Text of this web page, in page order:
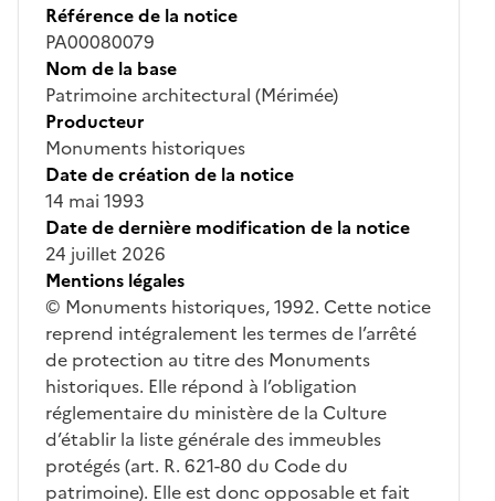
Référence de la notice
PA00080079
Nom de la base
Patrimoine architectural (Mérimée)
Producteur
Monuments historiques
Date de création de la notice
14 mai 1993
Date de dernière modification de la notice
24 juillet 2026
Mentions légales
© Monuments historiques, 1992. Cette notice
reprend intégralement les termes de l’arrêté
de protection au titre des Monuments
historiques. Elle répond à l’obligation
réglementaire du ministère de la Culture
d’établir la liste générale des immeubles
protégés (art. R. 621-80 du Code du
patrimoine). Elle est donc opposable et fait